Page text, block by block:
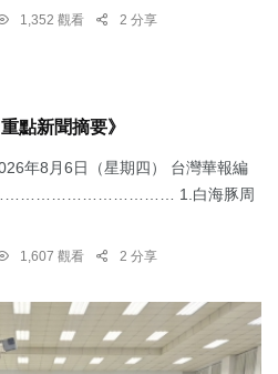
1,352 觀看 2 分享
點新聞摘要》
年8月6日（星期四） 台灣華報編
1.​白海豚周
1,607 觀看 2 分享